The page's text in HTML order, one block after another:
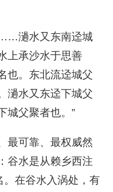
濄水又东南迳城
上承沙水于思善
也。东北流迳城父
濄水又东迳下城父
城父聚者也。”
最可靠、最权威然
谷水是从赖乡西注
。在谷水入涡处，有